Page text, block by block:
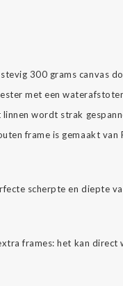
300 grams canvas
met een
wordt strak
frame is gemaakt van
scherpte en diepte
frames: het kan direct